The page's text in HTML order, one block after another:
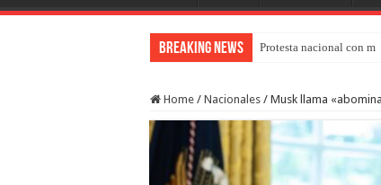
Breaking News Protesta nacional con
Home / Nacionales / Musk llama